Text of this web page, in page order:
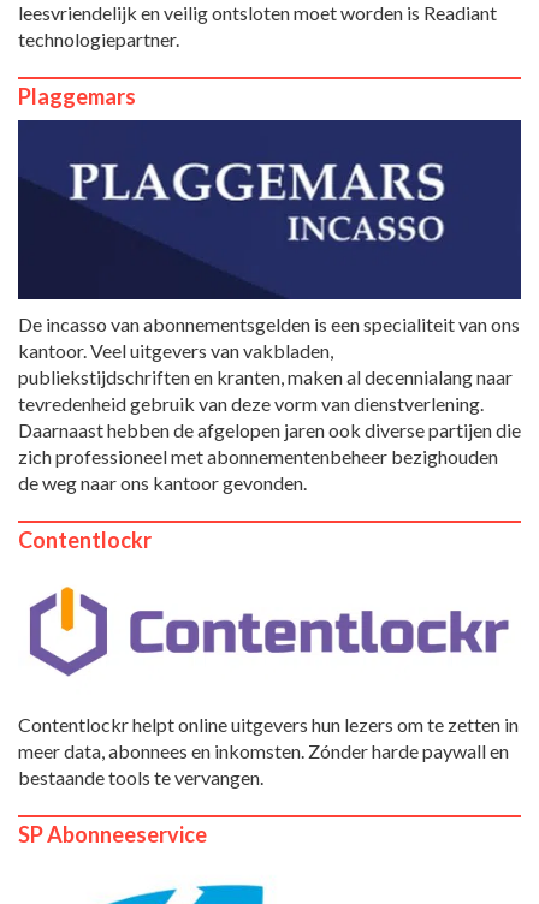
leesvriendelijk en veilig ontsloten moet worden is Readiant
technologiepartner.
Plaggemars
De incasso van abonnementsgelden is een specialiteit van ons
kantoor. Veel uitgevers van vakbladen,
publiekstijdschriften en kranten, maken al decennialang naar
tevredenheid gebruik van deze vorm van dienstverlening.
Daarnaast hebben de afgelopen jaren ook diverse partijen die
zich professioneel met abonnementenbeheer bezighouden
de weg naar ons kantoor gevonden.
Contentlockr
Contentlockr helpt online uitgevers hun lezers om te zetten in
meer data, abonnees en inkomsten. Zónder harde paywall en
bestaande tools te vervangen.
SP Abonneeservice